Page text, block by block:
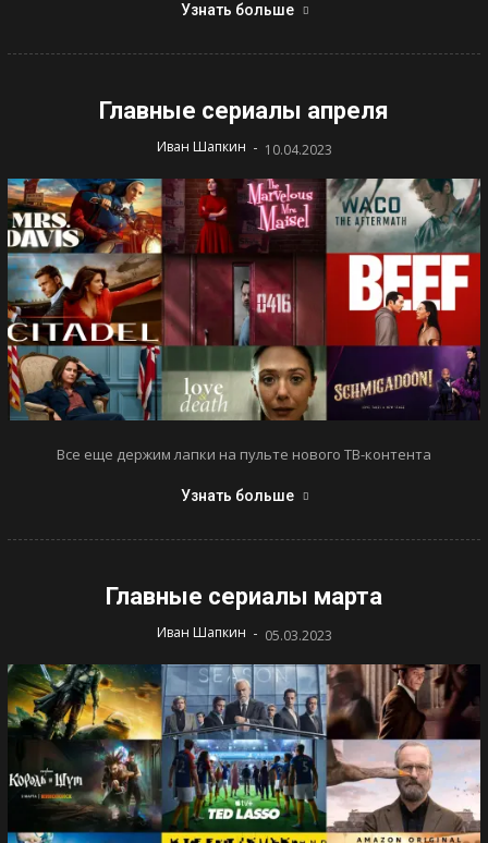
Узнать больше
Главные сериалы апреля
Иван Шапкин - 10.04.2023
Все еще держим лапки на пульте нового ТВ-контента
Узнать больше
Главные сериалы марта
Иван Шапкин - 05.03.2023